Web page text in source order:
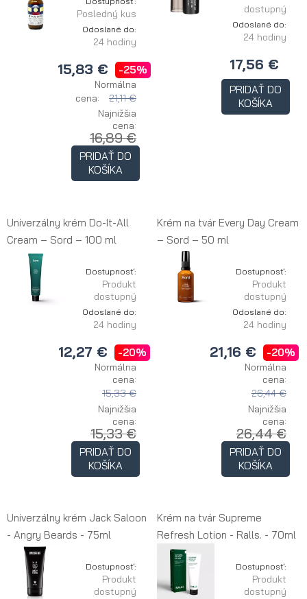
Posledný kus
Odoslané do:
24 hodiny
15,83 € -25%
Normálna
cena:
21,11 €
Najnižšia
cena:
16,89 €
PRIDAŤ DO
KOŠÍKA
dostupný
Odoslané do:
24 hodiny
17,56 €
PRIDAŤ DO
KOŠÍKA
Univerzálny krém Do-It-All
Cream – Sord – 100 ml
Dostupnosť:
Produkt
dostupný
Odoslané do:
24 hodiny
12,27 € -20%
Normálna
cena:
15,33 €
Najnižšia
cena:
15,33 €
PRIDAŤ DO
KOŠÍKA
Krém na tvár Every Day Cream
– Sord – 50 ml
Dostupnosť:
Produkt
dostupný
Odoslané do:
24 hodiny
21,16 € -20%
Normálna
cena:
26,44 €
Najnižšia
cena:
26,44 €
PRIDAŤ DO
KOŠÍKA
Univerzálny krém Jack Saloon
- Angry Beards - 75ml
Dostupnosť:
Produkt
dostupný
Krém na tvár Supreme
Refresh Lotion - Ralls. - 70ml
Dostupnosť:
Produkt
dostupný